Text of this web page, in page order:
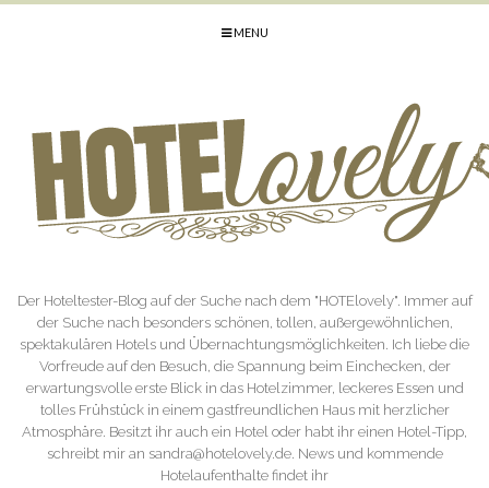
MENU
Der Hoteltester-Blog auf der Suche nach dem "HOTElovely". Immer auf
der Suche nach besonders schönen, tollen, außergewöhnlichen,
spektakulären Hotels und Übernachtungsmöglichkeiten. Ich liebe die
Vorfreude auf den Besuch, die Spannung beim Einchecken, der
erwartungsvolle erste Blick in das Hotelzimmer, leckeres Essen und
tolles Frühstück in einem gastfreundlichen Haus mit herzlicher
Atmosphäre. Besitzt ihr auch ein Hotel oder habt ihr einen Hotel-Tipp,
schreibt mir an sandra@hotelovely.de. News und kommende
Hotelaufenthalte findet ihr